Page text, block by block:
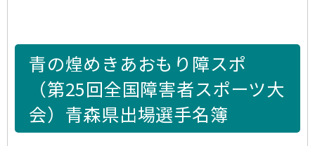
青の煌めきあおもり障スポ
（第25回全国障害者スポーツ大
会）青森県出場選手名簿